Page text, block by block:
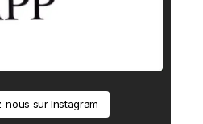
nous sur Instagram